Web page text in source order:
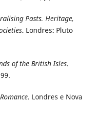
Pasts. Heritage,
. Londres: Pluto
of the British Isles.
. Londres e Nova